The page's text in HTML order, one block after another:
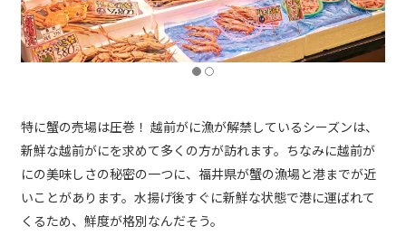
特に蟹の売場は圧巻！ 越前がに漁が解禁しているシーズンは、
新鮮な越前がにを求めて多くの方が訪れます。ちなみに越前が
にの美味しさの秘密の一つに、福井県が蟹の漁場と港までが近
いことがあります。水揚げ後すぐに新鮮な状態で港に運ばれて
くるため、鮮度が格別なんだそう。